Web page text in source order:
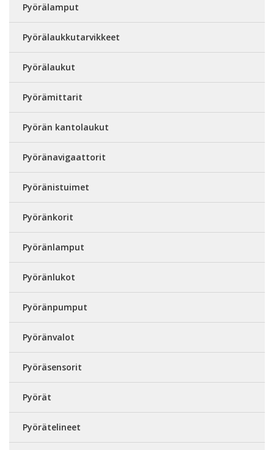
Pyörälamput
Pyörälaukkutarvikkeet
Pyörälaukut
Pyörämittarit
Pyörän kantolaukut
Pyöränavigaattorit
Pyöränistuimet
Pyöränkorit
Pyöränlamput
Pyöränlukot
Pyöränpumput
Pyöränvalot
Pyöräsensorit
Pyörät
Pyörätelineet